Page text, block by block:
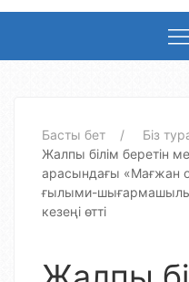
Басты бет Біз
Жалпы білім беретін
арасындағы «Мағжан
ғылыми-
кезеңі өтті